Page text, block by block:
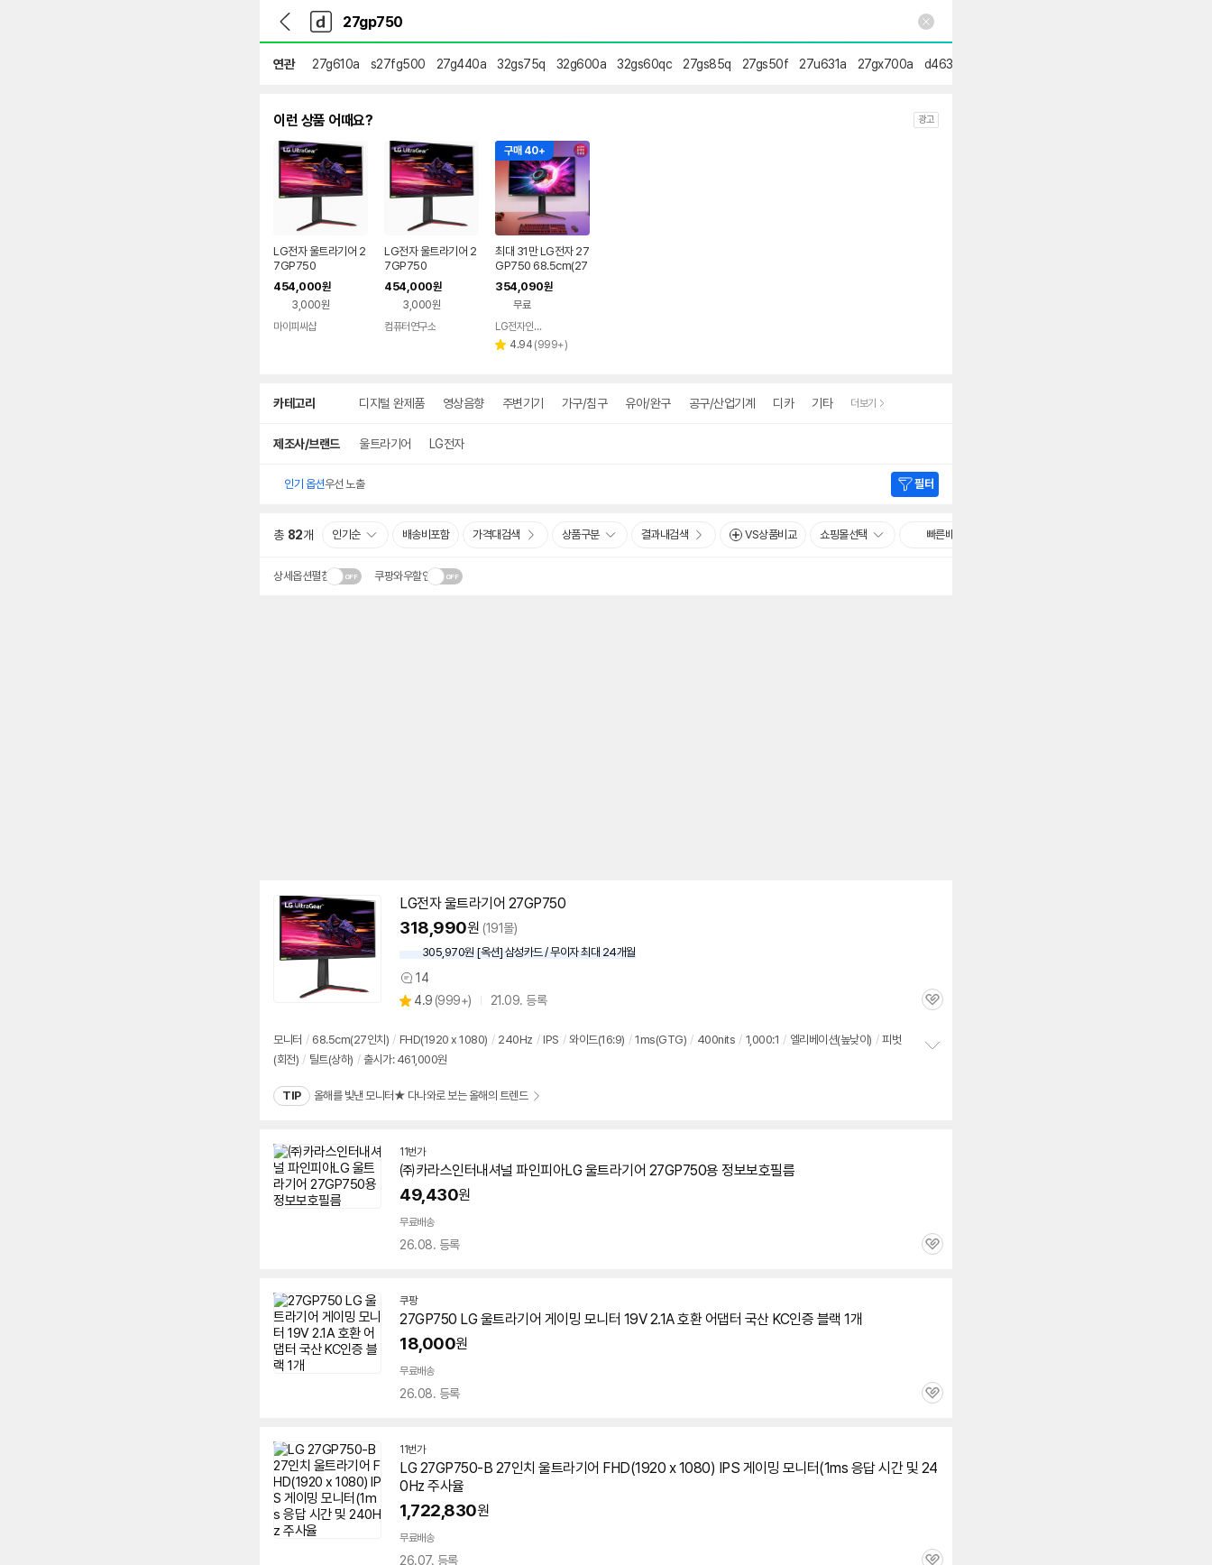
다
나
와
가
기
다
와
메
인
연관 27g610a s27fg500 27g440a 32gs75q 32g600a 32gs60qc 27gs85q 27gs50f 27u631a 27gx700a d463mrr33
이런 상품 어때요? 광고
LG전자 울트라기어 2
7GP750
454,000원
3,000원
마이피씨샵
LG전자 울트라기어 2
7GP750
454,000원
3,000원
컴퓨터연구소
구매 40+
최대 31만 LG전자 27
GP750 68.5cm(27
인치) 게이밍모니터 2
40Hz
354,090원
무료
페이
LG전자인증점 지오비전
별 4.94 리
(999+)
카테고리 디지털 완제품 영상음향 주변기기 가구/침구 유아/완구 공구/산업기계 디카 기타 더보기
제조사/브랜드 울트라기어 LG전자
인기 옵션우선 노출 필터
총 82개 인기순 배송비포함 가격대검색 상품구분 결과내검색 VS상품비교 쇼핑몰선택 빠른배송
상세옵션펼침 쿠팡와우할인
LG전자 울트라기어 27GP750
318,990원 (191몰)
305,970원 [옥션] 삼성카드 / 무이자 최대 24개월
상
품
견
14
별
4.9 (상
리
뷰
999+) 21.09. 등록
관
모니터 / 68.5cm(27인치) / FHD(1920 x 1080) / 240Hz / IPS / 와이드(16:9) / 1ms(GTG) / 400nits / 1,000:1 / 엘리베이션(높낮이) / 피벗
(회전) / 틸트(상하) / 출시가: 461,000원
TIP 올해를 빛낸 모니터★ 다나와로 보는 올해의 트렌드
11번가
㈜카라스인터내셔널 파인피아LG 울트라기어 27GP750용 정보보호필름
49,430원
무료배송
26.08. 등록
관
쿠팡
27GP750 LG 울트라기어 게이밍 모니터 19V 2.1A 호환 어댑터 국산 KC인증 블랙 1개
18,000원
무료배송
26.08. 등록
관
11번가
LG 27GP750-B 27인치 울트라기어 FHD(1920 x 1080) IPS 게이밍 모니터(1ms 응답 시간 및 24
0Hz 주사율
1,722,830원
무료배송
26.07. 등록